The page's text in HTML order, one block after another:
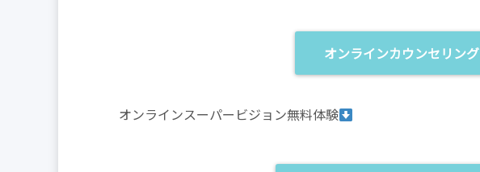
オンラインカウンセリング
オンラインスーパービジョン無料体験